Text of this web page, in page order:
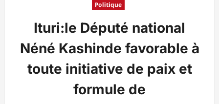
Politique
Ituri:le Député national
Néné Kashinde favorable à
toute initiative de paix et
formule de